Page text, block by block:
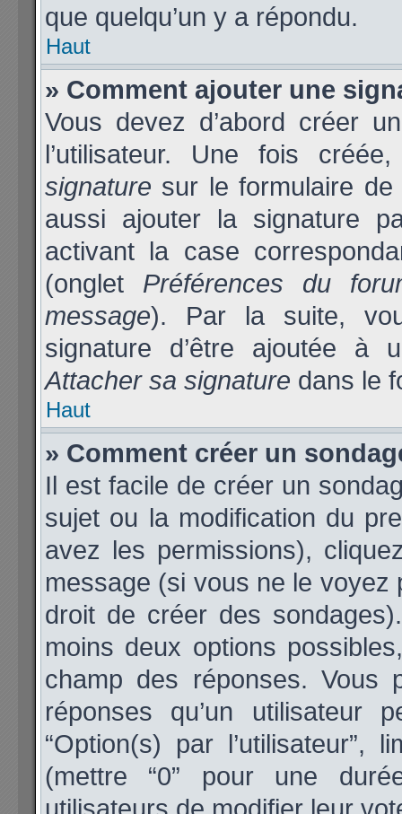
que quelqu’un y a répondu.
Haut
» Comment ajouter une
Vous devez d’abord créer
l’utilisateur. Une fois
signature sur le formulaire
aussi ajouter la signature
activant la case
(onglet Préférences du
message). Par la suite,
signature d’être ajoutée à
Attacher sa signature dans le
Haut
» Comment créer un
Il est facile de créer un
sujet ou la modification du
avez les permissions),
message (si vous ne le voyez
droit de créer des
moins deux options
champ des réponses. Vous
réponses qu’un
“Option(s) par
(mettre “0” pour une